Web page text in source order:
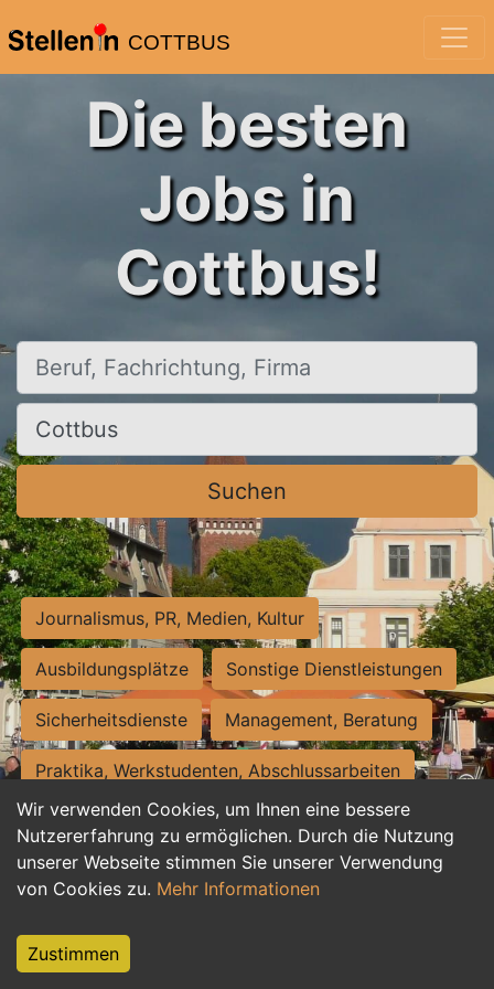
COTTBUS
Wir verwenden Cookies, um Ihnen eine bessere
Nutzererfahrung zu ermöglichen. Durch die Nutzung
unserer Webseite stimmen Sie unserer Verwendung
von Cookies zu. Mehr Informationen
Zustimmen
Die besten
Jobs in
Cottbus!
Beruf, Fachrichtung, Firma
Ort, Stadt
Suchen
Journalismus, PR, Medien, Kultur
Ausbildungsplätze Sonstige Dienstleistungen
Sicherheitsdienste Management, Beratung
Praktika, Werkstudenten, Abschlussarbeiten
Personalwesen Assistenz, Sekretariat
Hilfskräfte, Aushilfs- und Nebenjobs
Weiterbildung, Studium, duale Ausbildung